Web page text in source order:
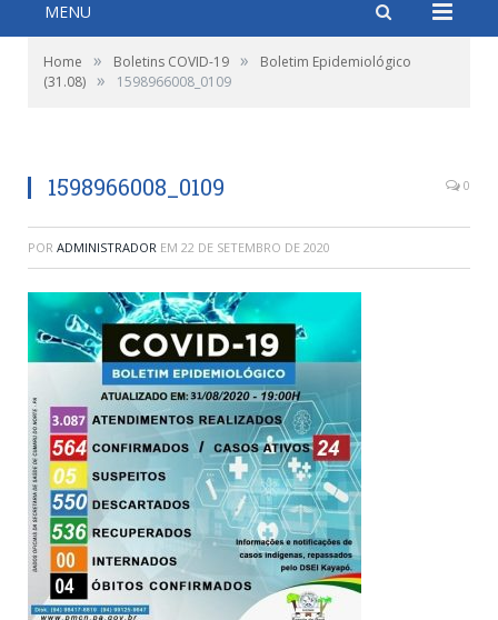
MENU
Home » Boletins COVID-19 »
Boletim Epidemiológico
(31.08) » 1598966008_0109
1598966008_0109 0
POR ADMINISTRADOR EM 22 DE SETEMBRO DE 2020